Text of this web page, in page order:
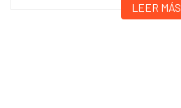
LEER MÁS